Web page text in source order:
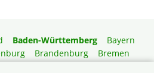
Baden-Württemberg
Bayern
Brandenburg
Bremen